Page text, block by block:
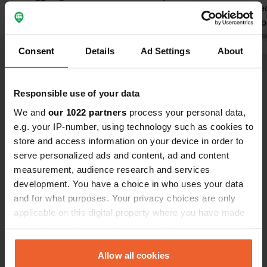
Consent Details Ad Settings About
Responsible use of your data
We and our 1022 partners process your personal data,
e.g. your IP-number, using technology such as cookies to
store and access information on your device in order to
serve personalized ads and content, ad and content
measurement, audience research and services
development. You have a choice in who uses your data
and for what purposes. Your privacy choices are only
applicable on this digital property where you have made
any time from the Cookie Declaration or by clicking on
the Privacy trigger icon.Allow all cookies
da una signora gentile e dispone di
servizi igienici semplici ma sempre
supermercato sono facilmente
raggiungibili con una passeggiata sul
lungomare. Per noi, il campeggio è
stato un paradiso!
abbiamo
piazza di
Tradotto da
Sei stato qui?
Contatto